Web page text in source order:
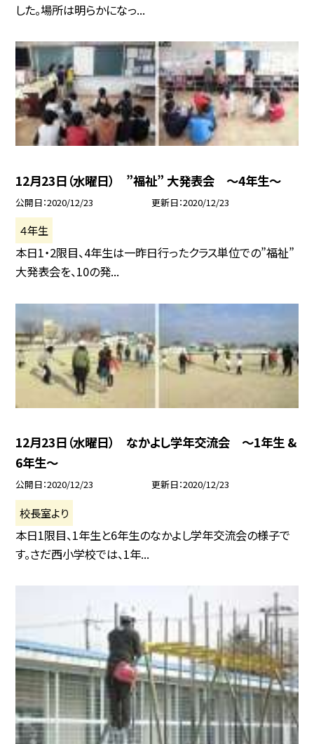
した。場所は明らかになっ...
12月23日（水曜日） ”福祉” 大発表会 〜4年生〜
公開日 2020/12/23 更新日 2020/12/23
４年生
本日1・2限目、4年生は一昨日行ったクラス単位での”福祉”
大発表会を、10の発...
12月23日（水曜日） なかよし学年交流会 〜1年生 &
6年生〜
公開日 2020/12/23 更新日 2020/12/23
校長室より
本日1限目、1年生と6年生のなかよし学年交流会の様子で
す。さだ西小学校では、1年...